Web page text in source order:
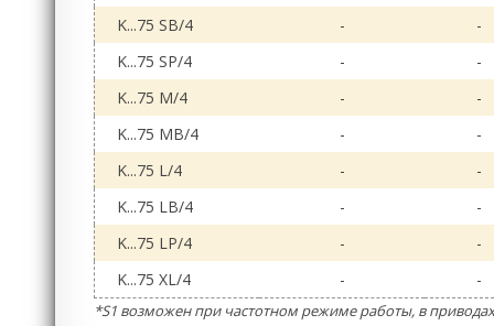
K...75 SB/4
-
-
K...75 SP/4
-
-
K...75 M/4
-
-
K...75 MB/4
-
-
K...75 L/4
-
-
K...75 LB/4
-
-
K...75 LP/4
-
-
K...75 XL/4
- -
*S1 возможен при частотном режиме работы, в